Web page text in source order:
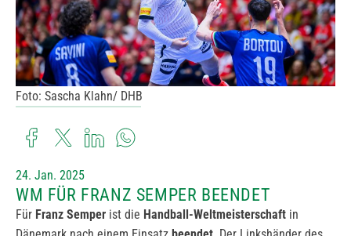
Foto: Sascha Klahn/ DHB
24. Jan. 2025
WM FÜR FRANZ SEMPER BEENDET
Für Franz Semper ist die Handball-Weltmeisterschaft in